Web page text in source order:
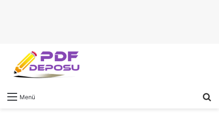
Menü